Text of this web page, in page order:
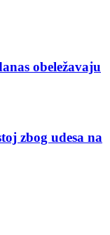
obeležavaju
zbog udesa na